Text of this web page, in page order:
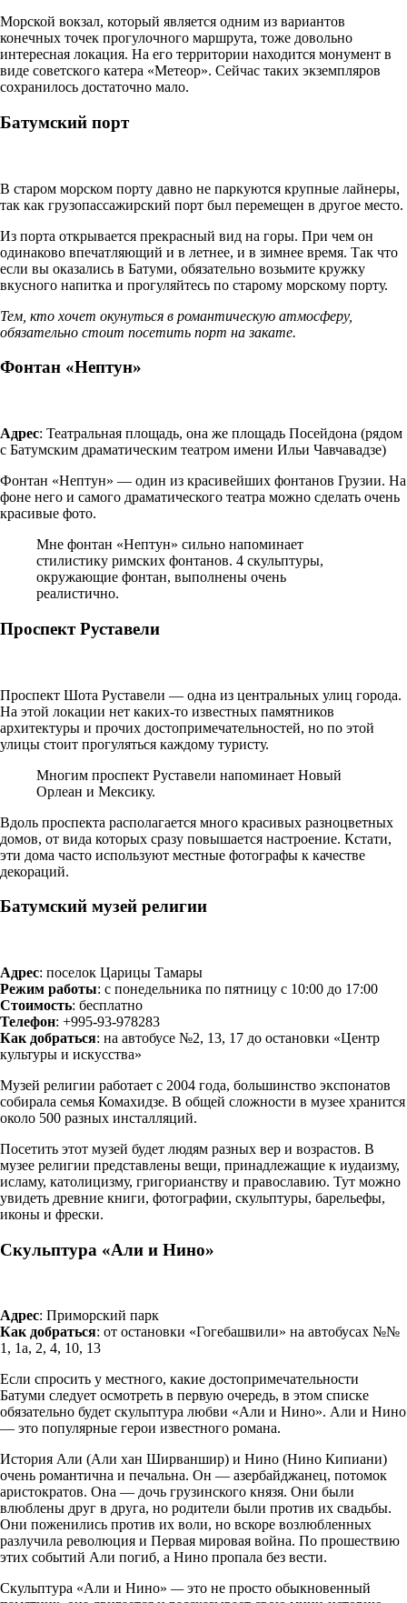
Морской вокзал, который является одним из вариантов
конечных точек прогулочного маршрута, тоже довольно
интересная локация. На его территории находится монумент в
виде советского катера «Метеор». Сейчас таких экземпляров
сохранилось достаточно мало.
Батумский порт
В старом морском порту давно не паркуются крупные лайнеры,
так как грузопассажирский порт был перемещен в другое место.
Из порта открывается прекрасный вид на горы. При чем он
одинаково впечатляющий и в летнее, и в зимнее время. Так что
если вы оказались в Батуми, обязательно возьмите кружку
вкусного напитка и прогуляйтесь по старому морскому порту.
Тем, кто хочет окунуться в романтическую атмосферу,
обязательно стоит посетить порт на закате.
Фонтан «Нептун»
Адрес: Театральная площадь, она же площадь Посейдона (рядом
с Батумским драматическим театром имени Ильи Чавчавадзе)
Фонтан «Нептун» — один из красивейших фонтанов Грузии. На
фоне него и самого драматического театра можно сделать очень
красивые фото.
Мне фонтан «Нептун» сильно напоминает
стилистику римских фонтанов. 4 скульптуры,
окружающие фонтан, выполнены очень
реалистично.
Проспект Руставели
Проспект Шота Руставели — одна из центральных улиц города.
На этой локации нет каких-то известных памятников
архитектуры и прочих достопримечательностей, но по этой
улицы стоит прогуляться каждому туристу.
Многим проспект Руставели напоминает Новый
Орлеан и Мексику.
Вдоль проспекта располагается много красивых разноцветных
домов, от вида которых сразу повышается настроение. Кстати,
эти дома часто используют местные фотографы к качестве
декораций.
Батумский музей религии
Адрес: поселок Царицы Тамары
Режим работы: с понедельника по пятницу с 10:00 до 17:00
Стоимость: бесплатно
Телефон: +995-93-978283
Как добраться: на автобусе №2, 13, 17 до остановки «Центр
культуры и искусства»
Музей религии работает с 2004 года, большинство экспонатов
собирала семья Комахидзе. В общей сложности в музее хранится
около 500 разных инсталляций.
Посетить этот музей будет людям разных вер и возрастов. В
музее религии представлены вещи, принадлежащие к иудаизму,
исламу, католицизму, григорианству и православию. Тут можно
увидеть древние книги, фотографии, скульптуры, барельефы,
иконы и фрески.
Скульптура «Али и Нино»
Адрес: Приморский парк
Как добраться: от остановки «Гогебашвили» на автобусах №№
1, 1а, 2, 4, 10, 13
Если спросить у местного, какие достопримечательности
Батуми следует осмотреть в первую очередь, в этом списке
обязательно будет скульптура любви «Али и Нино». Али и Нино
— это популярные герои известного романа.
История Али (Али хан Ширваншир) и Нино (Нино Кипиани)
очень романтична и печальна. Он — азербайджанец, потомок
аристократов. Она — дочь грузинского князя. Они были
влюблены друг в друга, но родители были против их свадьбы.
Они поженились против их воли, но вскоре возлюбленных
разлучила революция и Первая мировая война. По прошествию
этих событий Али погиб, а Нино пропала без вести.
Скульптура «Али и Нино» —это не просто обыкновенный